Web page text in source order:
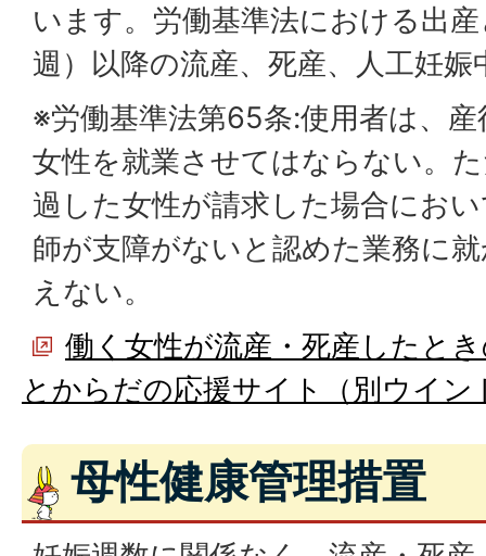
います。労働基準法における出
週）以降の流産、死産、人工妊
※労働基準法第65条:使用者は、
女性を就業させてはならない。
過した女性が請求した場合にお
師が支障がないと認めた業務に
えない。
働く女性が流産・死産したと
とからだの応援サイト（別ウイン
母性健康管理措置